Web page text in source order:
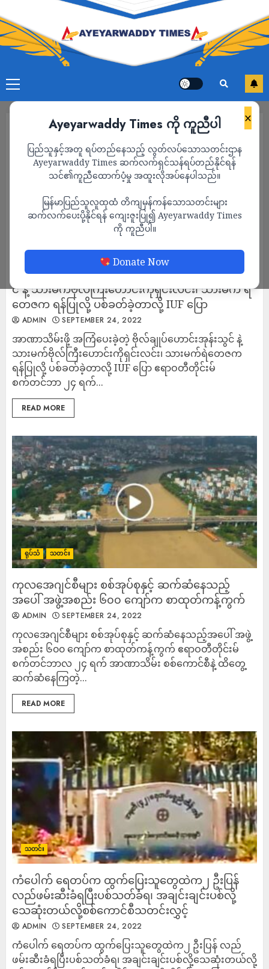
×
Ayeyarwaddy Times ကို ကူညီပါ
ပြည်သူနှင့်အတူ ရပ်တည်နေသည့် လွတ်လပ်သောသတင်းဌာန
Ayeyarwaddy Times ဆက်လက်ရှင်သန်ရပ်တည်နိုင်ရန်
သင်၏ကူညီထောက်ပံ့မှု အထူးလိုအပ်နေပါသည်။
မြန်မာပြည်သူလူထုထံ တိကျမှန်ကန်သောသတင်းများ
ဆက်လက်ပေးပို့နိုင်ရန် ကျေးဇူးပြု၍ Ayeyarwaddy Times
ကို ကူညီပါ။
Donate Now
အာဏာသိမ်းဖို့ အကြံပေးခဲ့တဲ့ ဗိုလ်ချုပ်ဟောင်းအုန်းသွ
င် နဲ့ သားမက်ဗိုလ်ကြီးဟောင်းကိုရှင်းလင်း၊ သားမက် ရဲ
တေဇက ရန်ပြုလို့ ပစ်ခတ်ခဲ့တာလို့ IUF ပြော
ADMIN SEPTEMBER 24, 2022
အာဏာသိမ်းဖို့ အကြံပေးခဲ့တဲ့ ဗိုလ်ချုပ်ဟောင်းအုန်းသွင် နဲ့
သားမက်ဗိုလ်ကြီးဟောင်းကိုရှင်းလင်း၊ သားမက်ရဲတေဇက
ရန်ပြုလို့ ပစ်ခတ်ခဲ့တာလို့ IUF ပြော ဧရာဝတီတိုင်းမ်
စက်တင်ဘာ ၂၄ ရက်...
READ MORE
ရုပ်သံ သတင်း
ကုလအေဂျင်စီများ စစ်အုပ်စုနှင့် ဆက်ဆံနေသည့်
အပေါ် အဖွဲ့အစည်း ၆၀၀ ကျော်က စာထုတ်ကန့်ကွက်
ADMIN SEPTEMBER 24, 2022
ကုလအေဂျင်စီများ စစ်အုပ်စုနှင့် ဆက်ဆံနေသည့်အပေါ် အဖွဲ့
အစည်း ၆၀၀ ကျော်က စာထုတ်ကန့်ကွက် ဧရာဝတီတိုင်းမ်
စက်တင်ဘာလ ၂၄ ရက် အာဏာသိမ်း စစ်ကောင်စီနဲ့ ထိတွေ့
ဆက်ဆံနေကြတဲ့...
READ MORE
သတင်း
ကံပေါက် ရေတပ်က ထွက်ပြေးသူတွေထဲက၂ ဦးပြန်
လည်ဖမ်းဆီးခံရပြီးပစ်သတ်ခံရ၊ အချင်းချင်းပစ်လို့
သေဆုံးတယ်လို့စစ်ကောင်စီသတင်းလွှင့်
ADMIN SEPTEMBER 24, 2022
ကံပေါက် ရေတပ်က ထွက်ပြေးသူတွေထဲက၂ ဦးပြန် လည်
ဖမ်းဆီးခံရပြီးပစ်သတ်ခံရ၊ အချင်းချင်းပစ်လို့သေဆုံးတယ်လို့